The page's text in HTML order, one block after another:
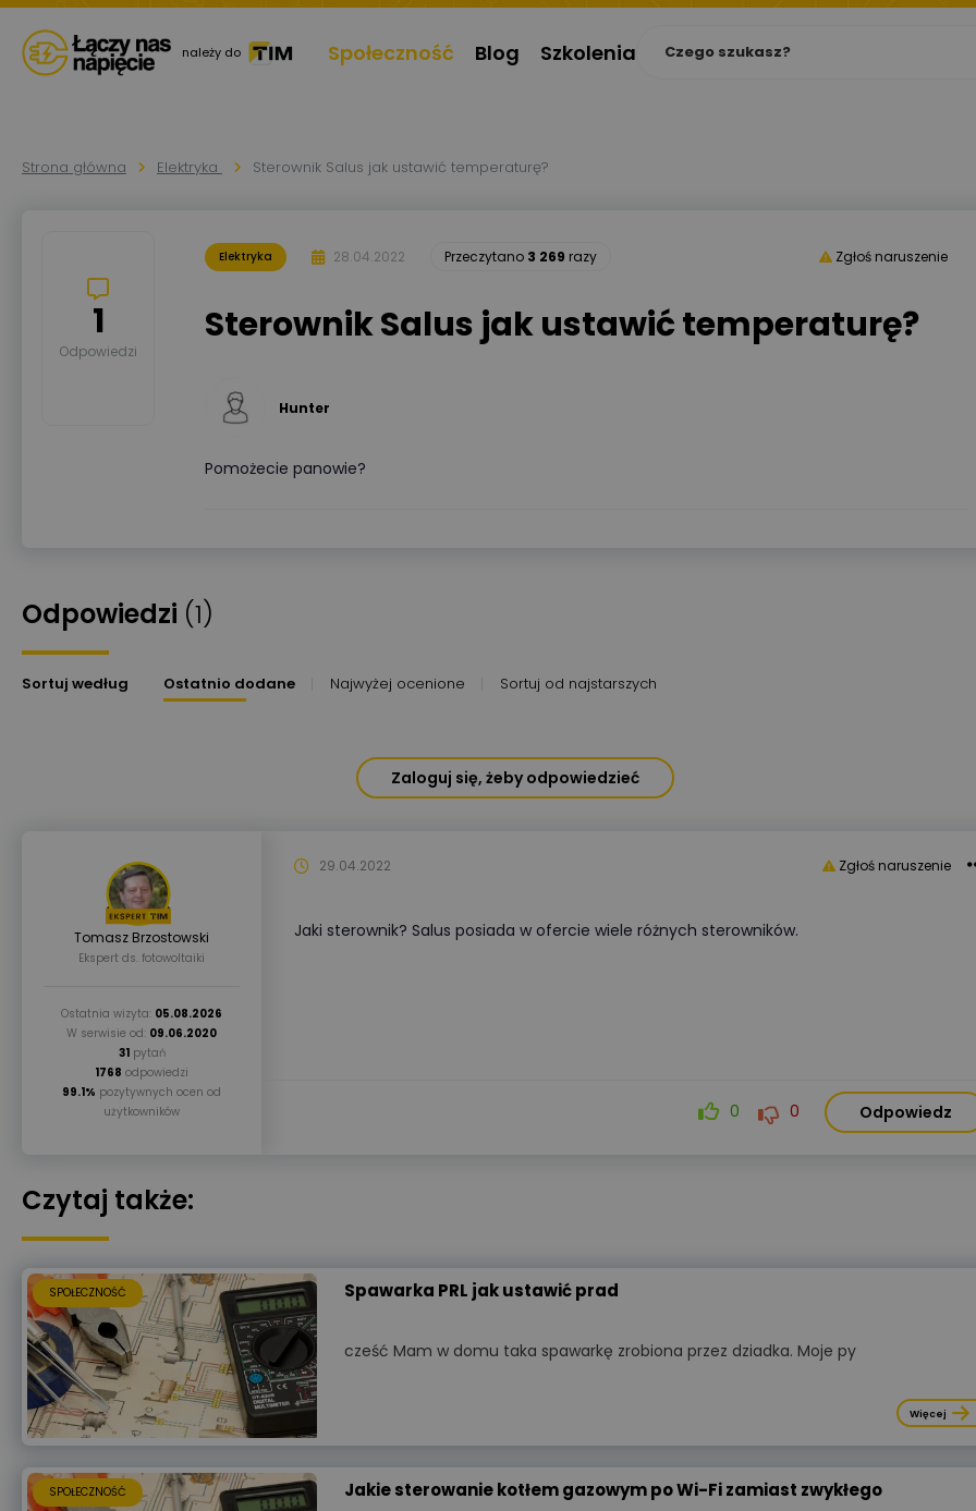
należy do Społeczność Blog Szkolenia
Strona główna Elektryka Sterownik Salus jak ustawić temperaturę?
Elektryka 28.04.2022 Przeczytano 3 269 razy Zgłoś naruszenie
Sterownik Salus jak ustawić temperaturę?
Hunter
Pomożecie panowie?
1
Odpowiedzi
Odpowiedzi (1)
Sortuj według Ostatnio dodane Najwyżej ocenione Sortuj od najstarszych
Zaloguj się, żeby odpowiedzieć
Tomasz Brzostowski
Ekspert ds. fotowoltaiki
Ostatnia wizyta: 05.08.2026
W serwisie od: 09.06.2020
31pytań
1768 odpowiedzi
99.1% pozytywnych ocen od
użytkowników
Zgłoś naruszenie
29.04.2022
Jaki sterownik? Salus posiada w ofercie wiele różnych sterowników.
0 0 Odpowiedz
Czytaj także:
SPOŁECZNOŚĆ Spawarka PRL jak ustawić prad
cześć Mam w domu taka spawarkę zrobiona przez dziadka. Moje py
Więcej
SPOŁECZNOŚĆ Jakie sterowanie kotłem gazowym po Wi-Fi zamiast zwykłego